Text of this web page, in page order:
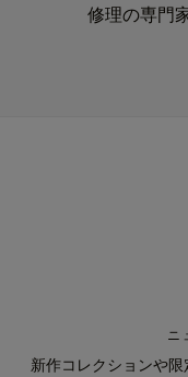
修理の専門
ニ
新作コレクションや